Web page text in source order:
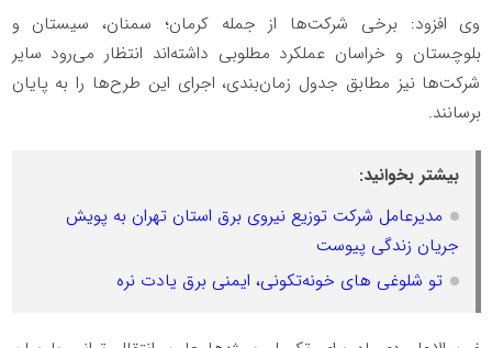
وی افزود: برخی شرکت‌ها از جمله کرمان؛ سمنان، سیستان و
بلوچستان و خراسان عملکرد مطلوبی داشته‌اند انتظار می‌رود سایر
شرکت‌ها نیز مطابق جدول زمان‌بندی، اجرای این طرح‌ها را به پایان
برسانند.
بیشتر بخوانید:
مدیرعامل شرکت توزیع نیروی برق استان تهران به پویش
جریان زندگی پیوست
تو شلوغی های خونه‌تکونی، ایمنی برق یادت نره